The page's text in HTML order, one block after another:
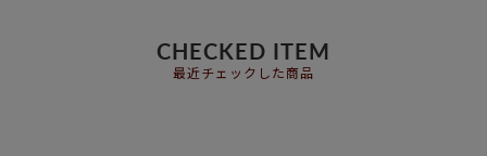
CHECKED ITEM
最近チェックした商品